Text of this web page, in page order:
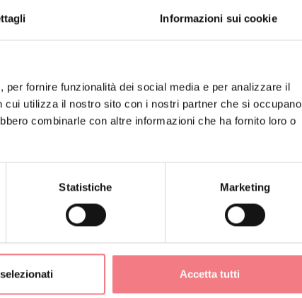
Informazioni sui cookie
fornire funzionalità dei social media e per analizzare il
utilizza il nostro sito con i nostri partner che si occupano
combinarle con altre informazioni che ha fornito loro o
Statistiche Marketing
Accetta tutti
zona tranquilla, per assaporare la quite della